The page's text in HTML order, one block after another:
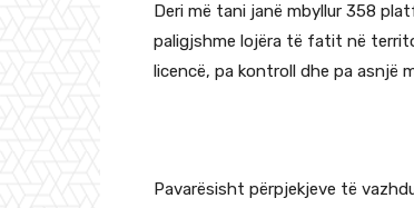
Deri më tani janë mbyllur 358
paligjshme lojëra të fatit në
licencë, pa kontroll dhe pa asnjë
Pavarësisht përpjekjeve të